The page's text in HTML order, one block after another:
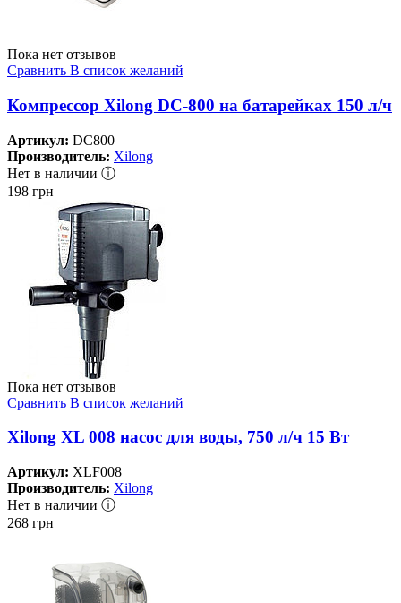
Пока нет отзывов
Сравнить В список желаний
Компрессор Xilong DC-800 на батарейках 150 л/ч
Артикул: DC800
Производитель: Xilong
Нет в наличии ⓘ
198 грн
Пока нет отзывов
Сравнить В список желаний
Xilong XL 008 насос для воды, 750 л/ч 15 Вт
Артикул: XLF008
Производитель: Xilong
Нет в наличии ⓘ
268 грн